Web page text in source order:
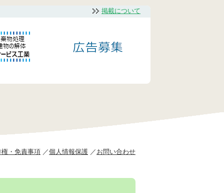
掲載について
・免責事項 個人情報保護 お問い合わせ